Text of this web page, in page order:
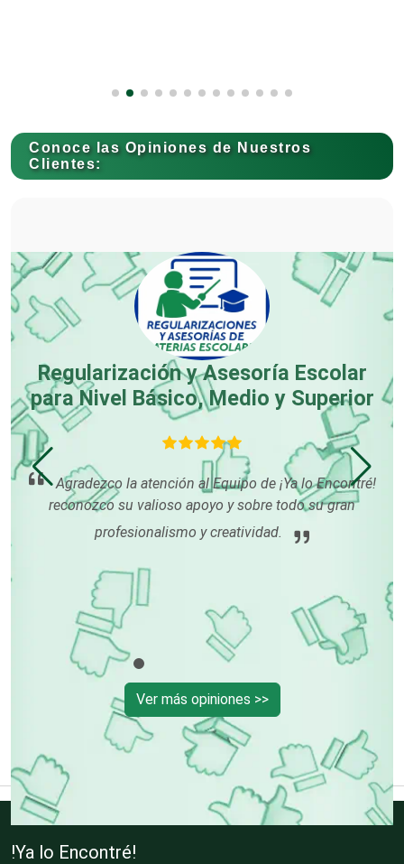
Carnicerías
Centros Comerciales
Centros de Espectáculos
Centros de Nutrición
Centros Turísticos
Cibercafés
Clínicas de Belleza
Clínicas de Rehabilitación
Conoce las Opiniones de Nuestros
Clientes:
Regularización y Asesoría Escolar
para Nivel Básico, Medio y Superior
Agradezco la atención al Equipo de ¡Ya lo Encontré!
reconozco su valioso apoyo y sobre todo su gran
profesionalismo y creatividad.
Ver más opiniones >>
!Ya lo Encontré!